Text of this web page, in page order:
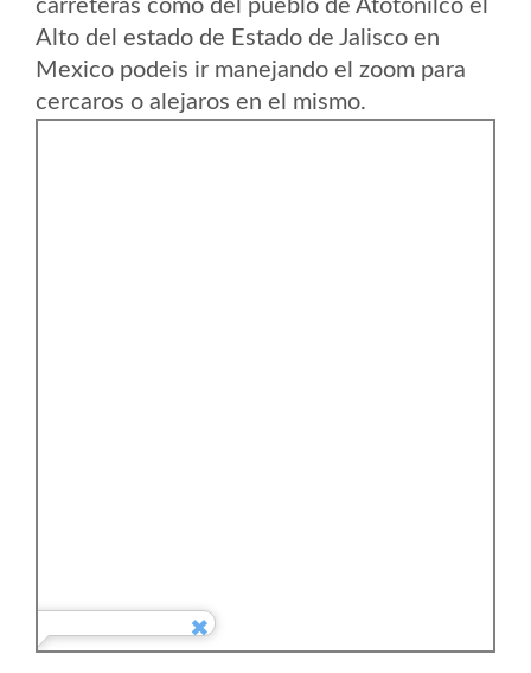
carreteras como del pueblo de Atotonilco el
Alto del estado de Estado de Jalisco en
Mexico podeis ir manejando el zoom para
cercaros o alejaros en el mismo.